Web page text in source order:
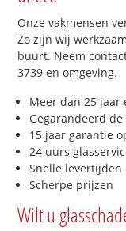
Onze vakmensen
Zo zijn wij
buurt. Neem
3739 en omgeving.
Meer dan 25 jaar
Gegarandeerd
15 jaar garantie
24 uurs
Snelle levertijden
Scherpe prijzen
Wilt u